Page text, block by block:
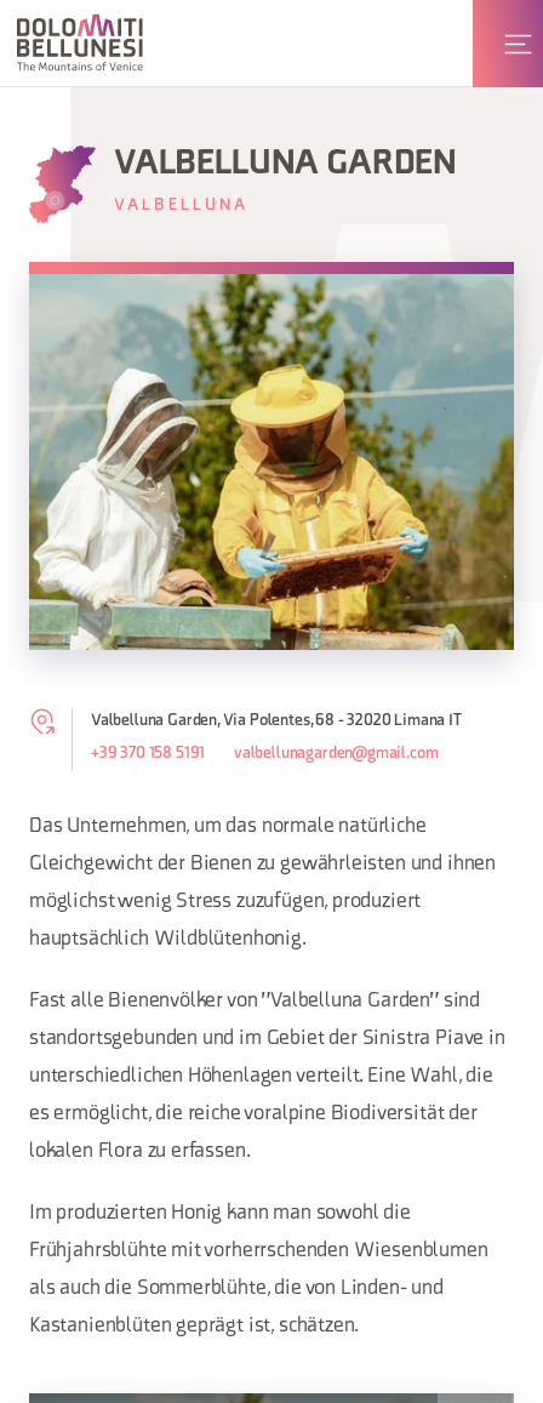
VALBELLUNA GARDEN
VALBELLUNA
Valbelluna Garden, Via Polentes, 68 - 32020 Limana IT
+39 370 158 5191 valbellunagarden@gmail.com
Das Unternehmen, um das normale natürliche
Gleichgewicht der Bienen zu gewährleisten und ihnen
möglichst wenig Stress zuzufügen, produziert
hauptsächlich Wildblütenhonig.
Fast alle Bienenvölker von "Valbelluna Garden" sind
standortsgebunden und im Gebiet der Sinistra Piave in
unterschiedlichen Höhenlagen verteilt. Eine Wahl, die
es ermöglicht, die reiche voralpine Biodiversität der
lokalen Flora zu erfassen.
Im produzierten Honig kann man sowohl die
Frühjahrsblühte mit vorherrschenden Wiesenblumen
als auch die Sommerblühte, die von Linden- und
Kastanienblüten geprägt ist, schätzen.